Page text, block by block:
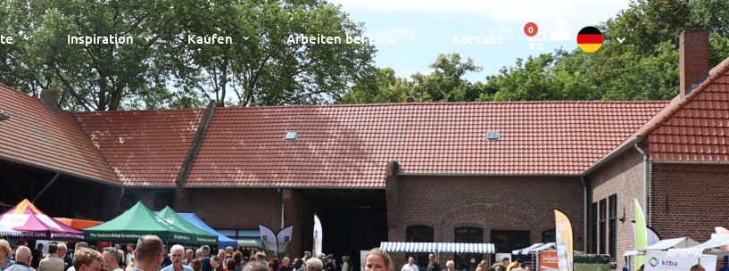
Inspiration Kaufen Arbeiten bei Livar Kontakt
0